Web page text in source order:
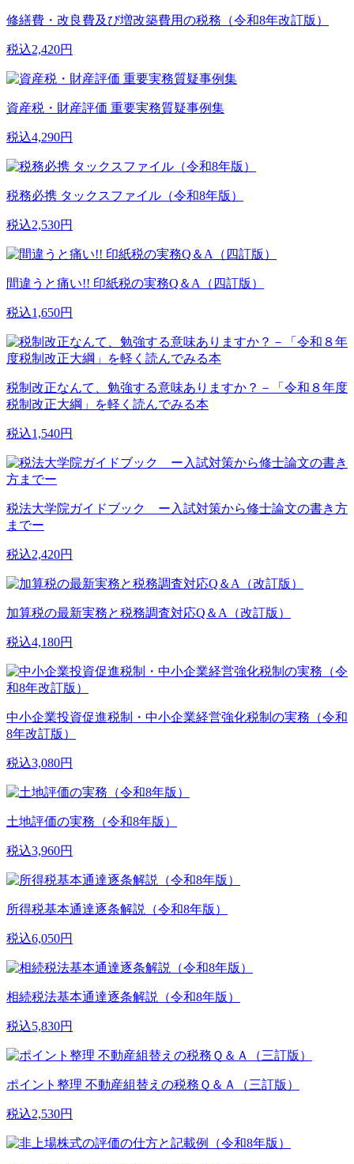
修繕費・改良費及び増改築費用の税務（令和8年改訂版）
税込2,420円
資産税・財産評価 重要実務質疑事例集
税込4,290円
税務必携 タックスファイル（令和8年版）
税込2,530円
間違うと痛い!! 印紙税の実務Q＆A（四訂版）
税込1,650円
税制改正なんて、勉強する意味ありますか？－「令和８年度
税制改正大綱」を軽く読んでみる本
税込1,540円
税法大学院ガイドブック ー入試対策から修士論文の書き方
までー
税込2,420円
加算税の最新実務と税務調査対応Q＆A（改訂版）
税込4,180円
中小企業投資促進税制・中小企業経営強化税制の実務（令和
8年改訂版）
税込3,080円
土地評価の実務（令和8年版）
税込3,960円
所得税基本通達逐条解説（令和8年版）
税込6,050円
相続税法基本通達逐条解説（令和8年版）
税込5,830円
ポイント整理 不動産組替えの税務Ｑ＆Ａ（三訂版）
税込2,530円